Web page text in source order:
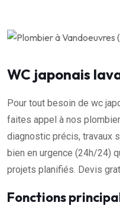
WC japonais
Pour tout besoin de wc
faites appel à nos
diagnostic précis, travaux
bien en urgence (24h/24)
projets planifiés. Devis
Fonctions